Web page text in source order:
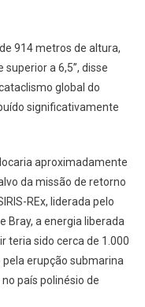
914 metros de altura,
a 6,5”, disse
global do
significativamente
aproximadamente
da missão de retorno
REx, liderada pelo
Bray, a energia liberada
teria sido cerca de 1.000
erupção submarina
país polinésio de